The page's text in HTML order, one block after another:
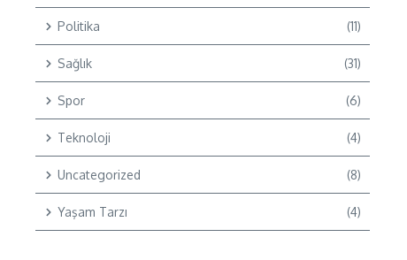
Politika (11)
Sağlık (31)
Spor (6)
Teknoloji (4)
Uncategorized (8)
Yaşam Tarzı (4)